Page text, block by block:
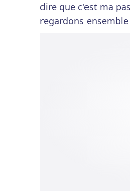
dire que c'est ma
regardons